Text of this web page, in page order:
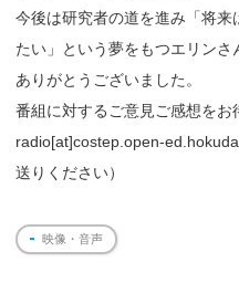
今後は研究者の道を進み「将
たい」という夢をもつエリン
ありがとうございました。
番組に対するご意見ご感想をお
radio[at]costep.open-
送りください）
映像・音声